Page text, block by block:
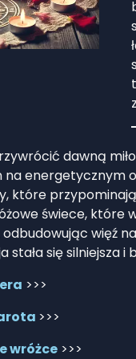
dawną
na energetycznym
które
świece, które
więź
stała się silniejsza i
>>>
>>>
wróżce >>>